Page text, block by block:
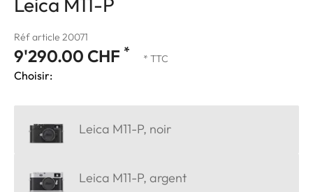
Réf article 20071
9'290.00 CHF * * TTC
Choisir:
Leica M11-P, noir
Leica M11-P, argent